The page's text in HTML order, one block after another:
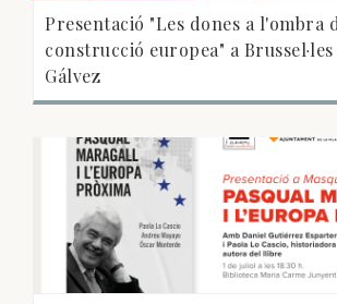
Presentació "Les dones a l'ombra
construcció europea" a
Gálvez